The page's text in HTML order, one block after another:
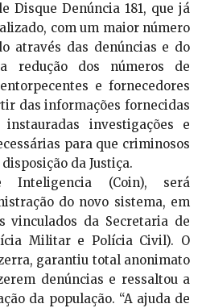
Disque Denúncia 181, que já
com um maior número
através das denúncias e do
redução dos números de
e fornecedores
das informações fornecidas
investigações e
para que criminosos
da Justiça.
Inteligencia (Coin), será
do novo sistema, em
vinculados da Secretaria de
Militar e Polícia Civil). O
garantiu total anonimato
denúncias e ressaltou a
da população. “A ajuda de